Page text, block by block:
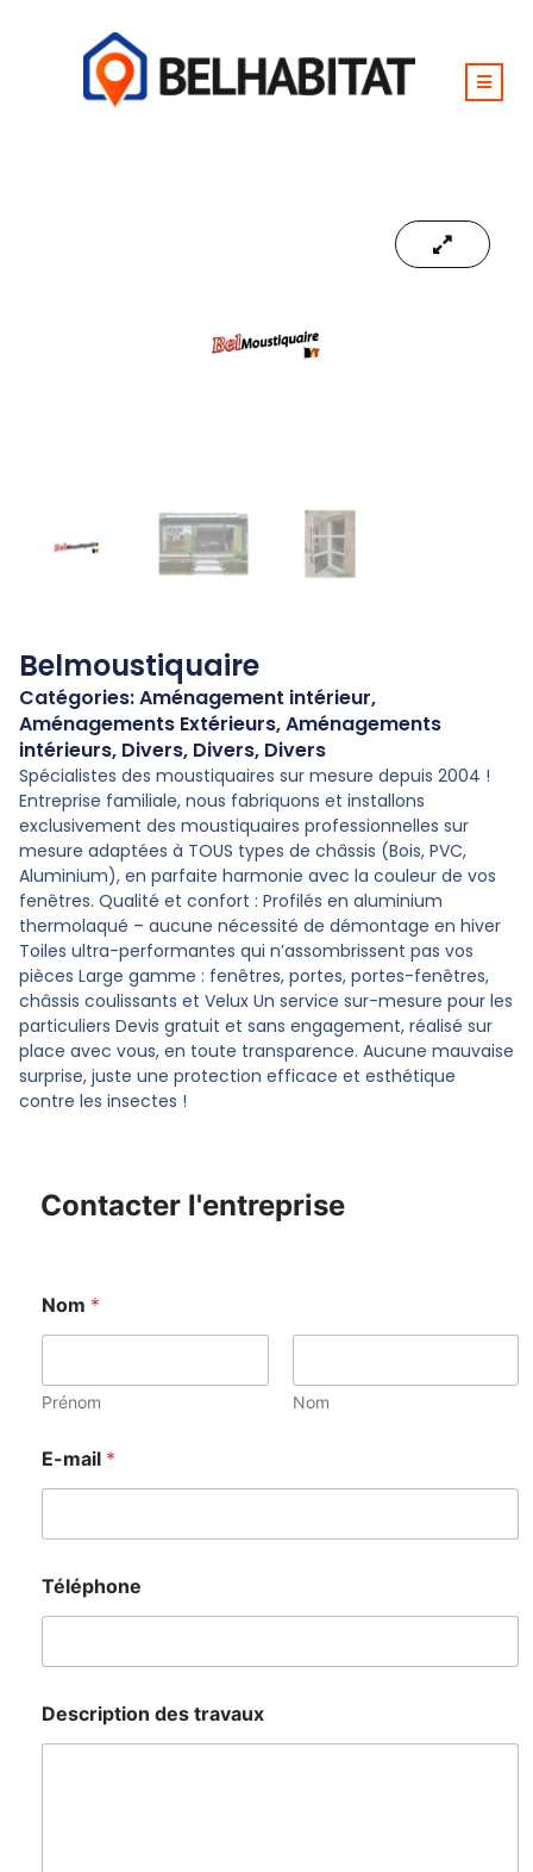
Belmoustiquaire
Catégories:Aménagement intérieur,
Aménagements Extérieurs,Aménagements
intérieurs, Divers, Divers, Divers
Spécialistes des moustiquaires sur mesure depuis 2004 !
Entreprise familiale, nous fabriquons et installons
exclusivement des moustiquaires professionnelles sur
mesure adaptées à TOUS types de châssis (Bois, PVC,
Aluminium), en parfaite harmonie avec la couleur de vos
fenêtres. Qualité et confort : Profilés en aluminium
thermolaqué – aucune nécessité de démontage en hiver
Toiles ultra-performantes qui n’assombrissent pas vos
pièces Large gamme : fenêtres, portes, portes-fenêtres,
châssis coulissants et Velux Un service sur-mesure pour les
particuliers Devis gratuit et sans engagement, réalisé sur
place avec vous, en toute transparence. Aucune mauvaise
surprise, juste une protection efficace et esthétique
contre les insectes !
Contacter l'entreprise
Nom *
Prénom Nom
E-mail *
Téléphone
Description des travaux